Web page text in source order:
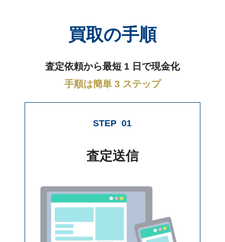
買取の手順
査定依頼から最短 1 日で現金化
手順は簡単 3 ステップ
STEP 01
査定送信